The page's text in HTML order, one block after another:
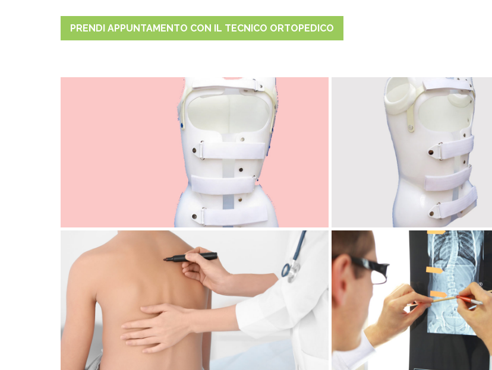
PRENDI APPUNTAMENTO CON IL TECNICO ORTOPEDICO